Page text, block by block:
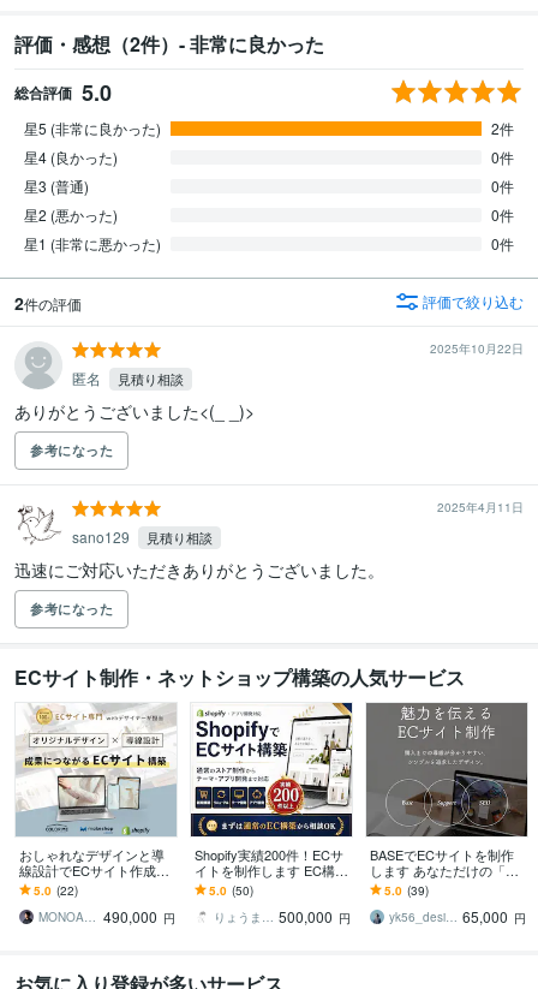
評価・感想（2件）- 非常に良かった
総合評価 5.0
星5 (非常に良かった)
2件
星4 (良かった)
0件
星3 (普通)
0件
星2 (悪かった)
0件
星1 (非常に悪かった)
0件
2件の評価 評価で絞り込む
2025年10月22日
匿名 見積り相談
ありがとうございました<(_ _)>
参考になった
2025年4月11日
sano129 見積り相談
迅速にご対応いただきありがとうございました。
参考になった
ECサイト制作・ネットショップ構築の人気サービス
おしゃれなデザインと導
線設計でECサイト作成し
ます makeshop・Shopif
y・カラーミー構築パート
ナー
5.0 (22)
MONOARC Inc｜ ECサイト制作 490,000 円
Shopify実績200件！ECサ
イトを制作します EC構築
に加え、独自アプリ開発
で「できない」を解決
5.0 (50)
りょうま l Shopifyエンジニア 500,000 円
BASEでECサイトを制作
します あなただけの「世
界観」をストアで表現し
ます！
5.0 (39)
yk56_design 65,000 円